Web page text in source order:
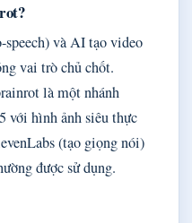
và AI tạo video
vai trò chủ chốt.
là một nhánh
với hình ảnh siêu thực
(tạo giọng nói)
được sử dụng.